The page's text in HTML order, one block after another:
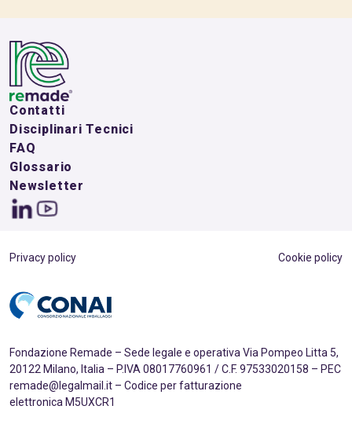
Contatti
Disciplinari Tecnici
FAQ
Glossario
Newsletter
Privacy policy Cookie policy
Fondazione Remade – Sede legale e operativa Via Pompeo Litta 5,
20122 Milano, Italia – P.IVA 08017760961 / C.F. 97533020158 – PEC
remade@legalmail.it – Codice per fatturazione
elettronica M5UXCR1